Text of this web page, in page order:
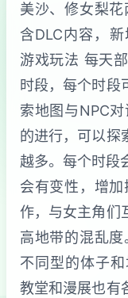
美沙、修女梨
含DLC内容，
游戏玩法 每天
时段，每个时段
索地图与NPC
的进行，可以探
越多。每个时段
会有变性，增
作，与女主角们
高地带的混乱
不同型的体子
教堂和漫展也有